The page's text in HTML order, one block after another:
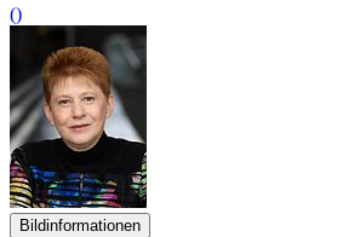
()
Bildinformationen